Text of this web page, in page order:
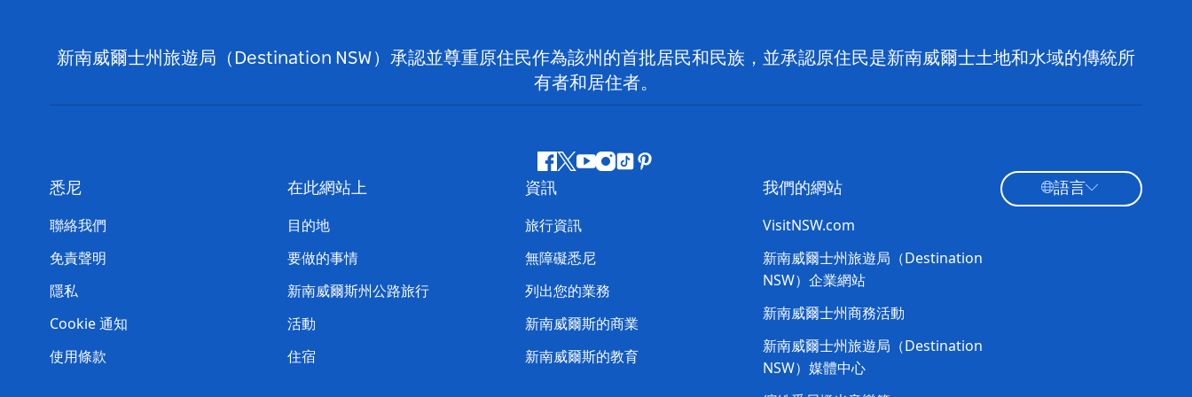
新南威爾士州旅遊局（Destination NSW）承認並尊重原住民作為該州的首批居民和民族，並承認原住民是新南威爾士土地和水域的傳統所
有者和居住者。
Facebook
嘰
喳
喳
Youtube
Instagram
抖 Pinterest
悉尼
聯絡我們
免責聲明
隱私
Cookie 通知
使用條款
在此網站上
目的地
要做的事情
新南威爾斯州公路旅行
活動
住宿
資訊
旅行資訊
無障礙悉尼
列出您的業務
新南威爾斯的商業
新南威爾斯的教育
我們的網站
VisitNSW.com
新南威爾士州旅遊局（Destination
NSW）企業網站​
新南威爾士州商務活動
新南威爾士州旅遊局（Destination
NSW）媒體中心
語言